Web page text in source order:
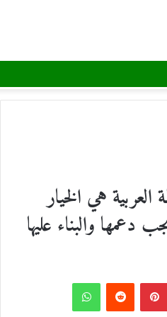
هي الخيار
دعمها والبناء عليها